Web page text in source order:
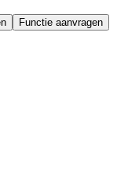
Functie aanvragen